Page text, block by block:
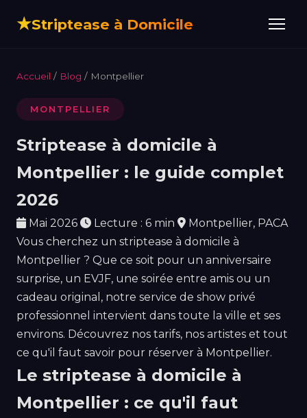
★Striptease à Domicile
Accueil / Blog / Montpellier
MONTPELLIER
Striptease à domicile à
Montpellier : le guide complet
2026
Mai 2026 Lecture : 6 min
Montpellier, PACA
Vous cherchez un striptease à domicile à
Montpellier ? Que ce soit pour un anniversaire
surprise, un EVJF, une soirée entre amis ou un
cadeau original, notre service de show privé
professionnel intervient dans toute la ville et ses
environs. Découvrez nos tarifs, nos artistes et tout
ce qu'il faut savoir pour réserver à Montpellier.
Le striptease à domicile à
Montpellier : ce qu'il faut